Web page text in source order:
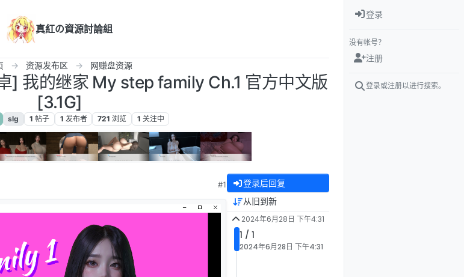
真紅の資源討論組
资源发布区 网赚盘资源
] 我的继家 My step family Ch.1 官方中文版
[3.1G]
slg 1 帖子 1 发布者 721 浏览 1 关注中
#1 登录后回复
从旧到新
2024年6月28日 下午4:31
1 / 1
2024年6月28日 下午4:31
登录
没有帐号？
注册
登录或注册以进行搜索。